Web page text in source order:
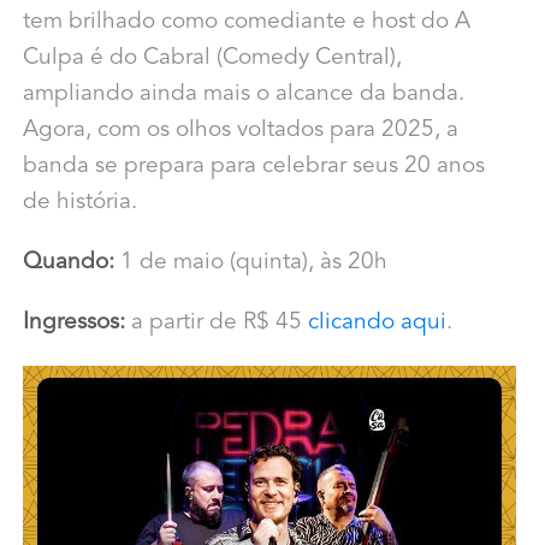
tem brilhado como comediante e host do A
Culpa é do Cabral (Comedy Central),
ampliando ainda mais o alcance da banda.
Agora, com os olhos voltados para 2025, a
banda se prepara para celebrar seus 20 anos
de história.
Quando:1 de maio (quinta), às 20h
Ingressos:a partir de R$ 45 clicando aqui .